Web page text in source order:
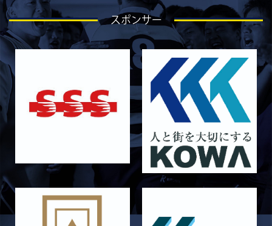
2026/07/25
STAFF blog
ラストイヤーにかける想い-青田宗久-
2026/06/27
STAFF blog
【Rits Familyのバトン】vol. 2 稲西輝紀
2026/06/21
STAFF blog
STAFF blog
6月14日 島津製作所
2026/06/16
STAFF blog
スポンサー